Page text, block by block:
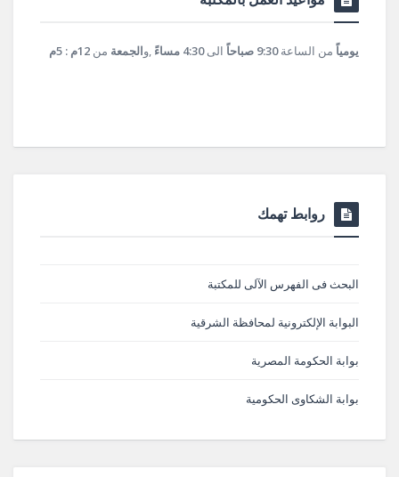
يومياً من الساعة9:30 صباحاً الى4:30 مساءً ,والجمعة من 12م : 5م
روابط تهمك
البحث فى الفهرس الآلى للمكتبة
البوابة الإلكترونية لمحافظة الشرقية
بوابة الحكومة المصرية
بوابة الشكاوى الحكومية